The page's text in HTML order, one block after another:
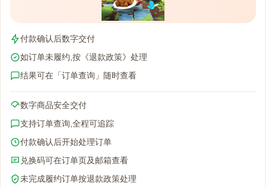
付款确认后数字交付
如订单未履约,按《退款政策》处理
结果可在「订单查询」随时查看
数字商品安全交付
支持订单查询,全程可追踪
付款确认后开始处理订单
兑换码可在订单页及邮箱查看
未完成履约订单按退款政策处理